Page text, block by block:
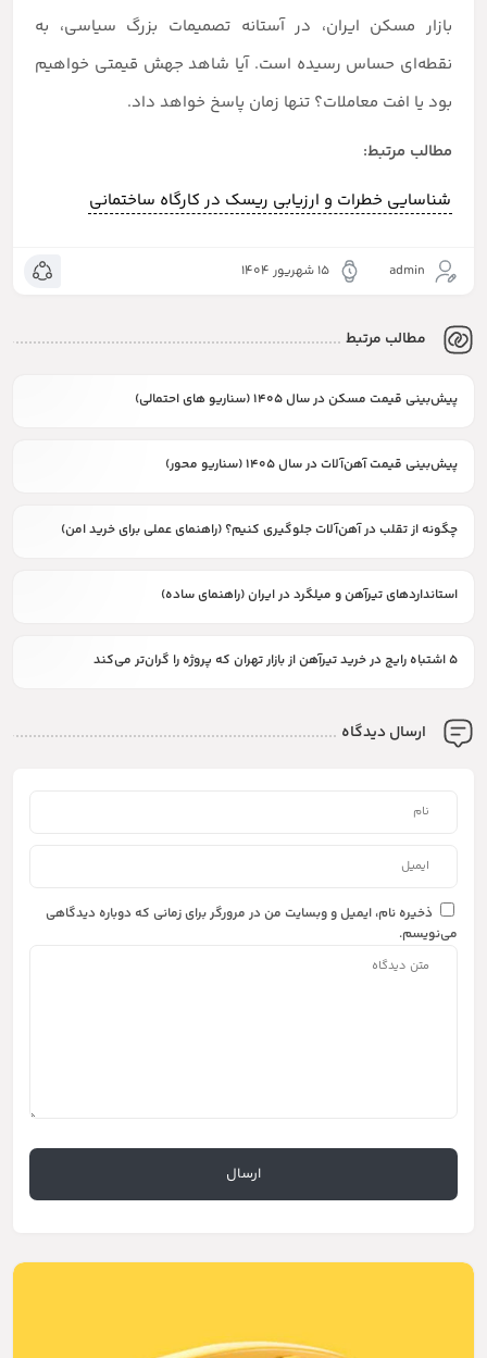
بازار مسکن ایران، در آستانه تصمیمات بزرگ سیاسی، به
نقطه‌ای حساس رسیده است. آیا شاهد جهش قیمتی خواهیم
بود یا افت معاملات؟ تنها زمان پاسخ خواهد داد.
مطالب مرتبط:
شناسایی خطرات و ارزیابی ریسک در کارگاه ساختمانی
admin ۱۵ شهریور ۱۴۰۴
مطالب مرتبط
پیش‌بینی قیمت مسکن در سال ۱۴۰۵ (سناریو های احتمالی)
پیش‌بینی قیمت آهن‌آلات در سال ۱۴۰۵ (سناریو محور)
چگونه از تقلب در آهن‌آلات جلوگیری کنیم؟ (راهنمای عملی برای خرید امن)
استانداردهای تیرآهن و میلگرد در ایران (راهنمای ساده)
۵ اشتباه رایج در خرید تیرآهن از بازار تهران که پروژه را گران‌تر می‌کند
ارسال دیدگاه
ذخیره نام، ایمیل و وبسایت من در مرورگر برای زمانی که دوباره دیدگاهی
می‌نویسم.